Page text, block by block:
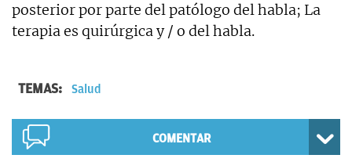
posterior por parte del patólogo del habla; La
terapia es quirúrgica y / o del habla.
TEMAS: Salud
COMENTAR